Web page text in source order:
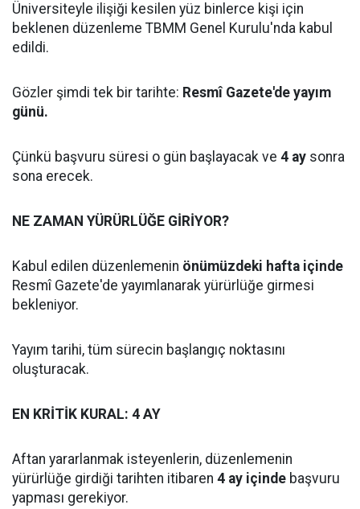
Üniversiteyle ilişiği kesilen yüz binlerce kişi için
beklenen düzenleme TBMM Genel Kurulu'nda kabul
edildi.
Gözler şimdi tek bir tarihte: Resmî Gazete'de yayım
günü.
Çünkü başvuru süresi o gün başlayacak ve 4 ay sonra
sona erecek.
NE ZAMAN YÜRÜRLÜĞE GİRİYOR?
Kabul edilen düzenlemenin önümüzdeki hafta içinde
Resmî Gazete'de yayımlanarak yürürlüğe girmesi
bekleniyor.
Yayım tarihi, tüm sürecin başlangıç noktasını
oluşturacak.
EN KRİTİK KURAL: 4 AY
Aftan yararlanmak isteyenlerin, düzenlemenin
yürürlüğe girdiği tarihten itibaren 4 ay içinde başvuru
yapması gerekiyor.